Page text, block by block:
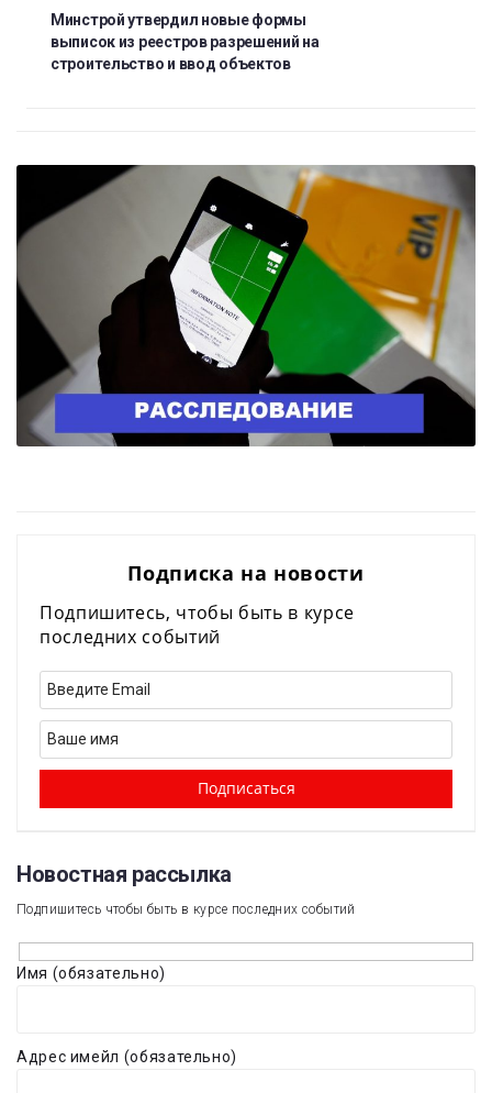
Минстрой утвердил новые формы
выписок из реестров разрешений на
строительство и ввод объектов
Подписка на новости
Подпишитесь, чтобы быть в курсе
последних событий
Новостная рассылка​
Подпишитесь чтобы быть в курсе последних событий
Имя (обязательно)
Адрес имейл (обязательно)